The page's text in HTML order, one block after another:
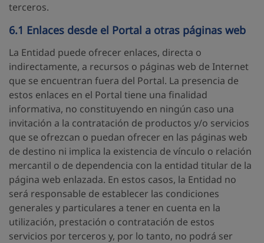
terceros.
6.1 Enlaces desde el Portal a otras páginas web
La Entidad puede ofrecer enlaces, directa o
indirectamente, a recursos o páginas web de Internet
que se encuentran fuera del Portal. La presencia de
estos enlaces en el Portal tiene una finalidad
informativa, no constituyendo en ningún caso una
invitación a la contratación de productos y/o servicios
que se ofrezcan o puedan ofrecer en las páginas web
de destino ni implica la existencia de vínculo o relación
mercantil o de dependencia con la entidad titular de la
página web enlazada. En estos casos, la Entidad no
será responsable de establecer las condiciones
generales y particulares a tener en cuenta en la
utilización, prestación o contratación de estos
servicios por terceros y, por lo tanto, no podrá ser